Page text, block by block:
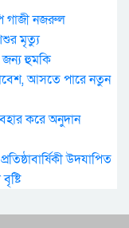
গাজী নজরুল
মৃত্যু
জন্য হুমকি
আসতে পারে নতুন
করে অনুদান
উদযাপিত